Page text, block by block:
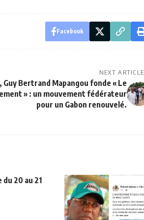
Facebook
NEXT ARTICLE
Guy Bertrand Mapangou fonde « Le
» : un mouvement fédérateur
pour un Gabon renouvelé.
20 au 21